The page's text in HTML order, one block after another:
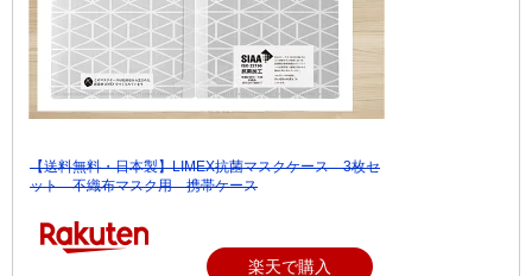
【送料無料・日本製】LIMEX抗菌マスクケース 3枚セ
ット 不織布マスク用 携帯ケース
楽天で購入